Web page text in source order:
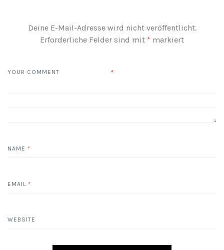
Deine E-Mail-Adresse wird nicht veröffentlicht.
Erforderliche Felder sind mit * markiert
YOUR COMMENT *
NAME *
EMAIL *
WEBSITE